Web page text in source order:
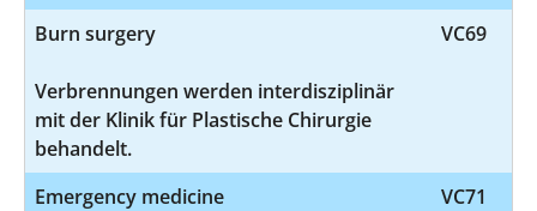
Burn surgery
Verbrennungen werden interdisziplinär
mit der Klinik für Plastische Chirurgie
behandelt.
VC69
Emergency medicine VC71